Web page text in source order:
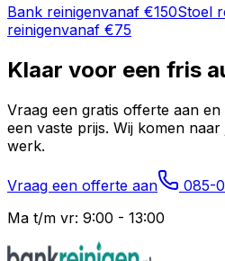
Bank reinigenvanaf €150Stoel
reinigenvanaf €75
Klaar voor een fris
Vraag een gratis offerte aan
een vaste prijs. Wij komen
werk.
Vraag een offerte aan
085-
Ma t/m vr: 9:00 - 13:00